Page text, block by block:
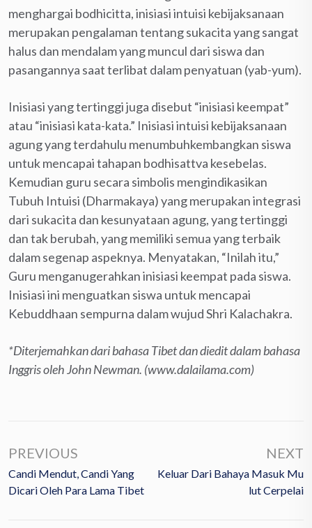
menghargai bodhicitta, inisiasi intuisi kebijaksanaan
merupakan pengalaman tentang sukacita yang sangat
halus dan mendalam yang muncul dari siswa dan
pasangannya saat terlibat dalam penyatuan (yab-yum).
Inisiasi yang tertinggi juga disebut “inisiasi keempat”
atau “inisiasi kata-kata.” Inisiasi intuisi kebijaksanaan
agung yang terdahulu menumbuhkembangkan siswa
untuk mencapai tahapan bodhisattva kesebelas.
Kemudian guru secara simbolis mengindikasikan
Tubuh Intuisi (Dharmakaya) yang merupakan integrasi
dari sukacita dan kesunyataan agung, yang tertinggi
dan tak berubah, yang memiliki semua yang terbaik
dalam segenap aspeknya. Menyatakan, “Inilah itu,”
Guru menganugerahkan inisiasi keempat pada siswa.
Inisiasi ini menguatkan siswa untuk mencapai
Kebuddhaan sempurna dalam wujud Shri Kalachakra.
*Diterjemahkan dari bahasa Tibet dan diedit dalam bahasa
Inggris oleh John Newman. (www.dalailama.com)
PREVIOUS
Candi Mendut, Candi Yang
Dicari Oleh Para Lama Tibet
NEXT
Keluar Dari Bahaya Masuk Mu
Lut Cerpelai